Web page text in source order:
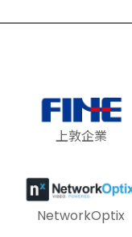
上敦企業
NetworkOptix